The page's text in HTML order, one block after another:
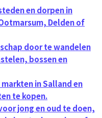
en dorpen in
Delden of
door te wandelen
bossen en
in Salland en
te kopen.
jong en oud te doen,